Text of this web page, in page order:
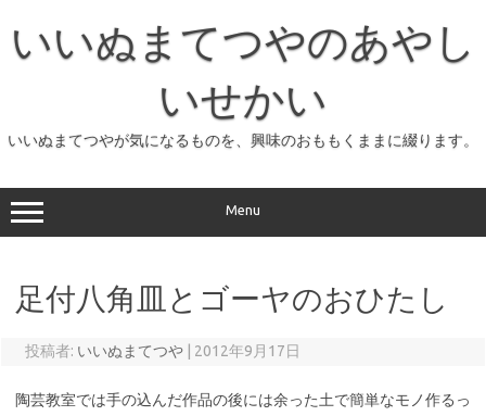
プ
いいぬまてつやのあやし
いせかい
いいぬまてつやが気になるものを、興味のおももくままに綴ります。
Menu
足付八角皿とゴーヤのおひたし
投稿者: いいぬまてつや 2012年9月17日
陶芸教室では手の込んだ作品の後には余った土で簡単なモノ作るっ